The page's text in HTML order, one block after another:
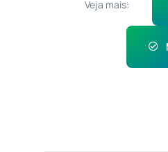
Veja mais: